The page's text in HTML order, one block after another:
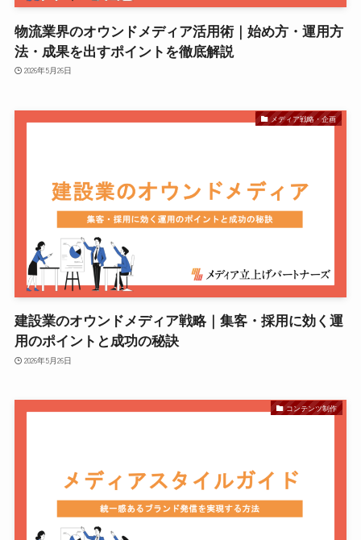
物流業界のオウンドメディア活用術｜始め方・運用方
法・成果を出すポイントを徹底解説
2026年5月26日
メディア戦略・企画
建設業のオウンドメディア戦略｜集客・採用に効く運
用のポイントと成功の秘訣
2026年5月26日
コンテンツ制作